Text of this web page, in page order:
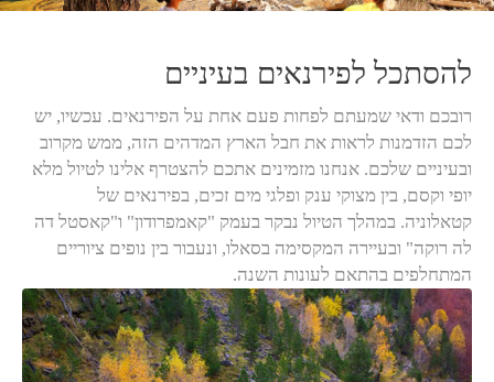
להסתכל לפירנאים בעיניים
רובכם ודאי שמעתם לפחות פעם אחת על הפירנאים. עכשיו, יש
לכם הזדמנות לראות את חבל הארץ המדהים הזה, ממש מקרוב
ובעיניים שלכם. אנחנו מזמינים אתכם להצטרף אלינו לטיול מלא
יופי וקסם, בין מצוקי ענק ופלגי מים זכים, בפירנאים של
קטאלוניה. במהלך הטיול נבקר בעמק "קאמפרודון" ו"קאסטל דה
לה רוקה" ובעיירה המקסימה בסאלו, ונעבור בין נופים ציוריים
המתחלפים בהתאם לעונות השנה.